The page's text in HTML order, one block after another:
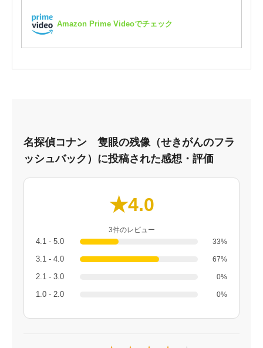
Amazon Prime Videoでチェック
名探偵コナン 隻眼の残像（せきがんのフラ
ッシュバック）に投稿された感想・評価
★4.0
3件のレビュー
4.1 - 5.0 33%
3.1 - 4.0 67%
2.1 - 3.0 0%
1.0 - 2.0 0%